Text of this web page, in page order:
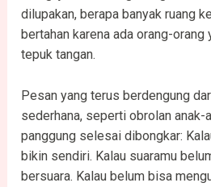
dilupakan, berapa banyak ruang
bertahan karena ada orang-orang
tepuk tangan.
Pesan yang terus berdengung
sederhana, seperti obrolan anak-
panggung selesai dibongkar:
bikin sendiri. Kalau suaramu
bersuara. Kalau belum bisa